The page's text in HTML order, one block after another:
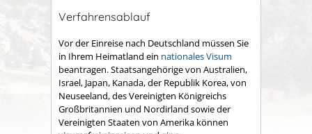
Verfahrensablauf
Vor der Einreise nach Deutschland müssen Sie
in Ihrem Heimatland ein nationales Visum
beantragen. Staatsangehörige von Australien,
Israel, Japan, Kanada, der Republik Korea, von
Neuseeland, des Vereinigten Königreichs
Großbritannien und Nordirland sowie der
Vereinigten Staaten von Amerika können